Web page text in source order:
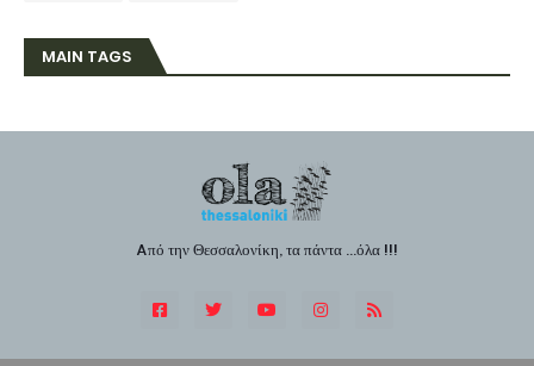
MAIN TAGS
Aπό την Θεσσαλονίκη, τα πάντα ...όλα !!!